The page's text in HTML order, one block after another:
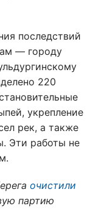
последствий
— городу
220
укрепление
рек, а также
Эти работы не
очистили
партию